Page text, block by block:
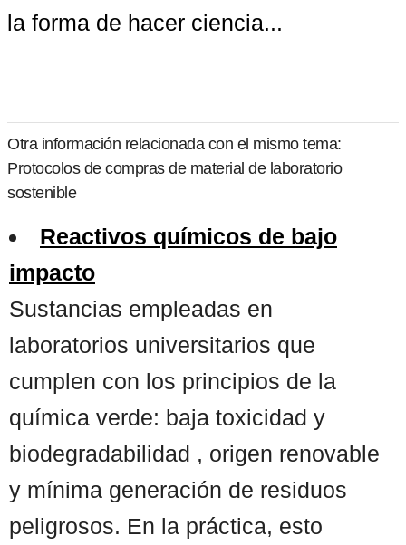
la forma de hacer ciencia...
Otra información relacionada con el mismo tema:
Protocolos de compras de material de laboratorio
sostenible
Reactivos químicos de bajo
impacto
Sustancias empleadas en
laboratorios universitarios que
cumplen con los principios de la
química verde: baja toxicidad y
biodegradabilidad , origen renovable
y mínima generación de residuos
peligrosos. En la práctica, esto